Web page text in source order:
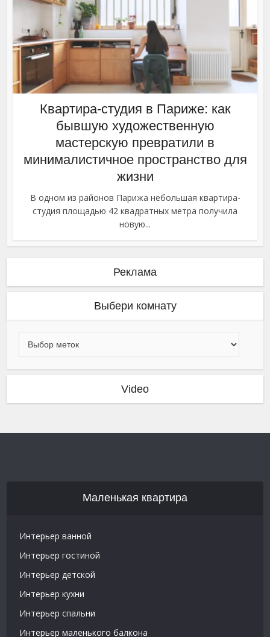
Квартира-студия в Париже: как
бывшую художественную
мастерскую превратили в
минималистичное пространство для
жизни
В одном из районов Парижа небольшая квартира-
студия площадью 42 квадратных метра получила
новую...
Реклама
Выбери комнату
Video
Маленькая квартира
Интерьер ванной
Интерьер гостиной
Интерьер детской
Интерьер кухни
Интерьер спальни
Интерьер маленького балкона